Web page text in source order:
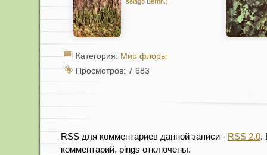
Категория: Мир флоры
Просмотров: 7 683
RSS для комментариев данной записи - RSS 2.0.
комментарий, pings отключены.